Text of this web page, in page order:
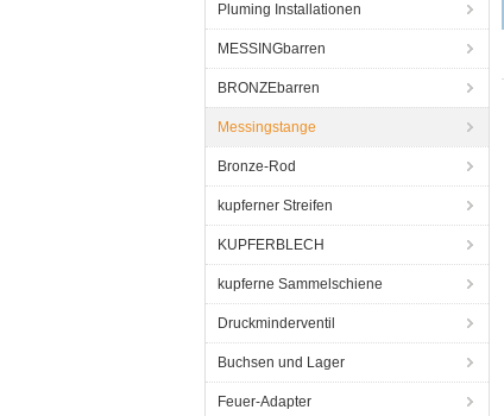
Pluming Installationen
MESSINGbarren
BRONZEbarren
Messingstange
Bronze-Rod
kupferner Streifen
KUPFERBLECH
kupferne Sammelschiene
Druckminderventil
Buchsen und Lager
Feuer-Adapter